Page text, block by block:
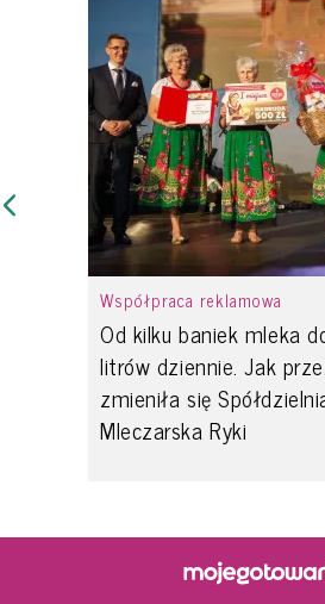
Współpraca reklamowa
Od kilku baniek mleka
litrów dziennie. Jak
zmieniła się
Mleczarska Ryki